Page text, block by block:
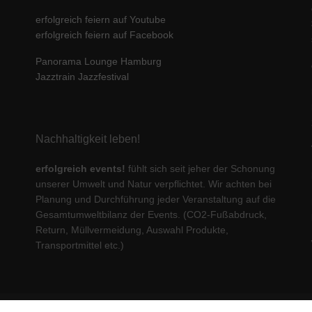
erfolgreich feiern auf Youtube
erfolgreich feiern auf Facebook
Panorama Lounge Hamburg
Jazztrain Jazzfestival
Nachhaltigkeit leben!
erfolgreich events! fühlt sich seit jeher der Schonung
unserer Umwelt und Natur verpflichtet. Wir achten bei
Planung und Durchführung jeder Veranstaltung auf die
Gesamtumweltbilanz der Events. (CO2-Fußabdruck,
Return, Müllvermeidung, Auswahl Produkte,
Transportmittel etc.)